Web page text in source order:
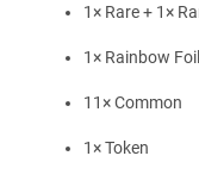
1× Rare + 1×
1× Rainbow Foil
11× Common
1× Token